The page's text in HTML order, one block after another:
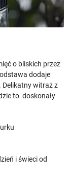
o bliskich przez
dodaje
Delikatny witraż z
to doskonały
i świeci od